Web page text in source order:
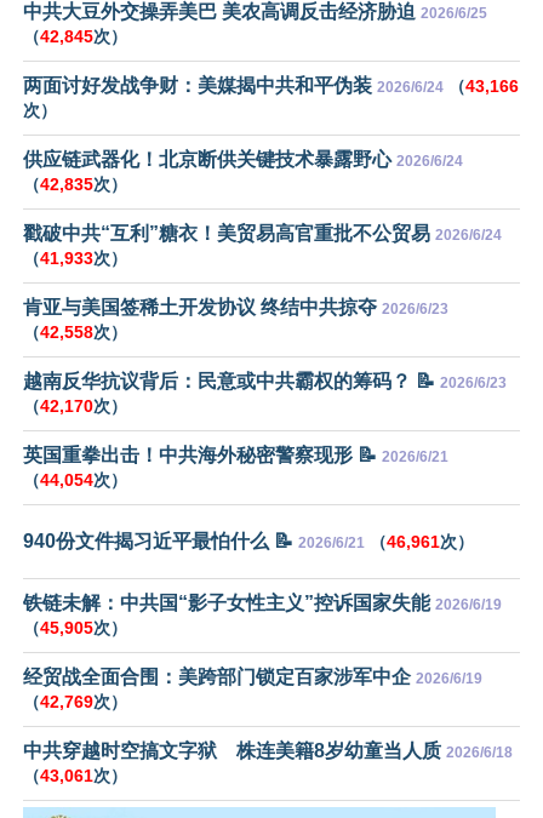
中共大豆外交操弄美巴 美农高调反击经济胁迫 2026/6/25
（42,845次）
两面讨好发战争财：美媒揭中共和平伪装 2026/6/24 （43,166
次）
供应链武器化！北京断供关键技术暴露野心 2026/6/24
（42,835次）
戳破中共“互利”糖衣！美贸易高官重批不公贸易 2026/6/24
（41,933次）
肯亚与美国签稀土开发协议 终结中共掠夺 2026/6/23
（42,558次）
越南反华抗议背后：民意或中共霸权的筹码？ 📝 2026/6/23
（42,170次）
英国重拳出击！中共海外秘密警察现形 📝 2026/6/21
（44,054次）
940份文件揭习近平最怕什么 📝 2026/6/21 （46,961次）
铁链未解：中共国“影子女性主义”控诉国家失能 2026/6/19
（45,905次）
经贸战全面合围：美跨部门锁定百家涉军中企 2026/6/19
（42,769次）
中共穿越时空搞文字狱 株连美籍8岁幼童当人质 2026/6/18
（43,061次）